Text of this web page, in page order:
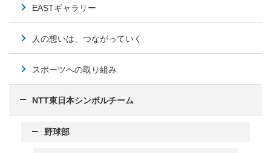
EASTギャラリー
人の想いは、つながっていく
スポーツへの取り組み
NTT東日本シンボルチーム
野球部